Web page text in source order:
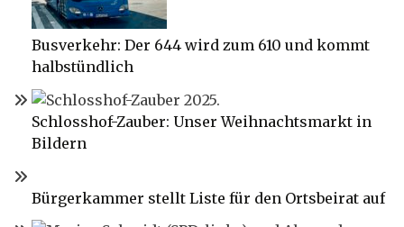
Busverkehr: Der 644 wird zum 610 und kommt
halbstündlich
Schlosshof-Zauber: Unser Weihnachtsmarkt in
Bildern
Bürgerkammer stellt Liste für den Ortsbeirat auf